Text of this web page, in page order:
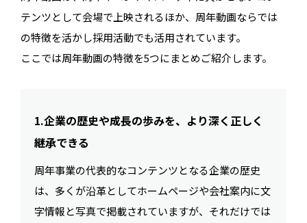
テンツとして会場で上映されるほか、周年動画ならでは
の特徴を活かし採用活動でも活用されています。
ここでは周年動画の特徴を5つにまとめご紹介します。
1.企業の歴史や成長の歩みを、より深く正しく
継承できる
周年事業の代表的なコンテンツとなる企業の歴史
は、多くが沿革としてホームページや会社案内に文
字情報と写真で掲載されていますが、それだけでは